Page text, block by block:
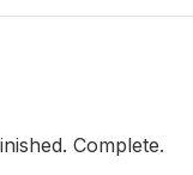
Complete.